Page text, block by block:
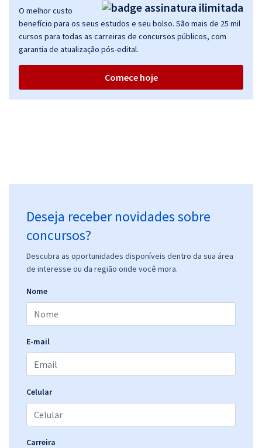
Comprar
CADE - Conselho Administrativo de Defesa Econômica -
Conhecimentos Básicos para os Cargos de Nível Superior
R$ 375,92à vista
Conhecimentos Básicos para os Cargos de Nível Médio
Economize R$ 71,96 (-20%)
ou 12x deR$33,32
O melhor custo
benefício para os seus estudos e seu bolso. São mais de 25 mil
cursos para todas as carreiras de concursos públicos, com
garantia de atualização pós-edital.
Comece hoje
Deseja receber novidades sobre
concursos?
Descubra as oportunidades disponíveis dentro da sua área
de interesse ou da região onde você mora.
Nome
E-mail
Celular
Carreira